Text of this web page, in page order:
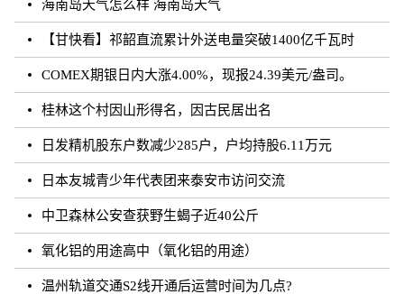
海南岛天气怎么样 海南岛天气
【甘快看】祁韶直流累计外送电量突破1400亿千瓦时
COMEX期银日内大涨4.00%，现报24.39美元/盎司。
桂林这个村因山形得名，因古民居出名
日发精机股东户数减少285户，户均持股6.11万元
日本友城青少年代表团来泰安市访问交流
中卫森林公安查获野生蝎子近40公斤
氧化铝的用途高中（氧化铝的用途）
温州轨道交通S2线开通后运营时间为几点?